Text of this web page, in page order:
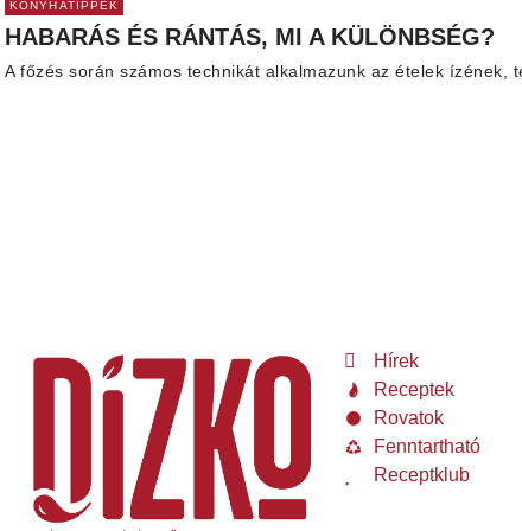
KONYHATIPPEK
HABARÁS ÉS RÁNTÁS, MI A KÜLÖNBSÉG?
A főzés során számos technikát alkalmazunk az ételek
Hírek
Receptek
Rovatok
Fenntartható
Receptklub